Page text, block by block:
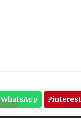
WhatsApp Pinterest